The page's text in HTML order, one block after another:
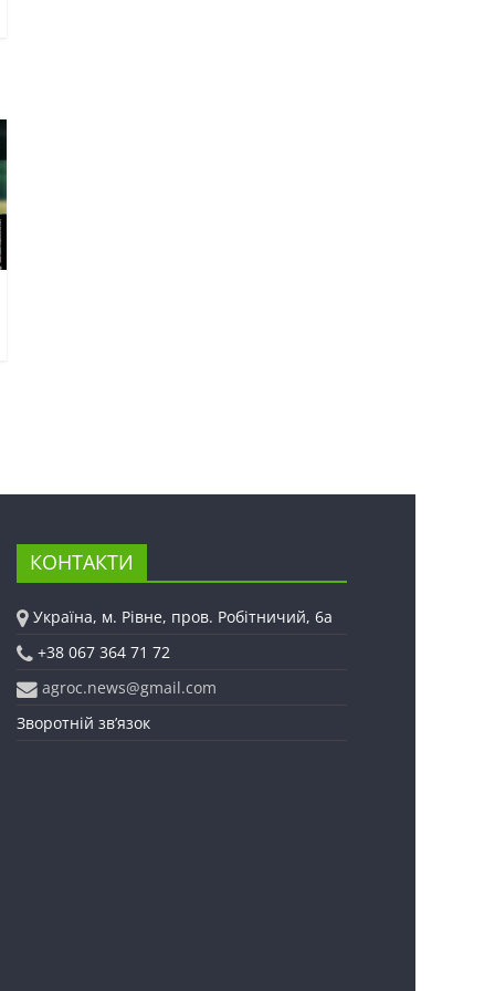
КОНТАКТИ
Україна, м. Рівне, пров. Робітничий, 6а
+38 067 364 71 72
agroc.news@gmail.com
Зворотній зв’язок